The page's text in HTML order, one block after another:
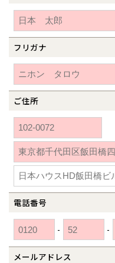
フリガナ
ご住所
電話番号
- -
メールアドレス
道東
山形
宮城
福島
長野
富山
石川
福井
神奈川
埼玉
千葉
茨城
栃木
群馬
愛知
岐阜
静岡
三重
近畿
大阪
京都
兵庫
奈良
滋賀
中国・四国
岡山
香川
愛媛
鳥取
広島
九州
福岡
佐賀
熊本
宮崎
分譲マンション
※現住所のある都道府県以外
くの展示場又は店舗にお問合
応します。お気軽にご相談く
道南
道東
釧路
岩手県
盛岡
山形県
宮城県
福島県
郡山
いわき
山梨県
甲府
長野県
長野
富山県
石川県
福井県
神奈川県
横浜
相模
埼玉県
埼玉
千葉県
柏
茨城県
水戸
栃木県
宇都
群馬県
伊勢
愛知県
名古
岐阜県
静岡県
三重県
近畿
大阪府
大阪
京都府
京都
奈良県
奈良
中国・四国
岡山県
岡山
香川県
高松
愛媛県
松山
九州
福岡県
佐賀県
佐賀
熊本県
熊本
大分県
大分
宮崎県
宮崎
鹿児島県
鹿児